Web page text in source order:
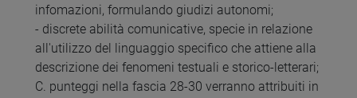
infomazioni, formulando giudizi autonomi;
- discrete abilità comunicative, specie in relazione
all'utilizzo del linguaggio specifico che attiene alla
descrizione dei fenomeni testuali e storico-letterari;
C. punteggi nella fascia 28-30 verranno attribuiti in